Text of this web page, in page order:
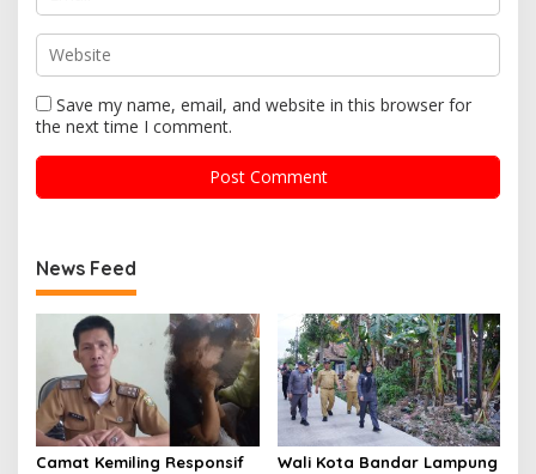
Save my name, email, and website in this browser for
the next time I comment.
News Feed
Camat Kemiling Responsif
Wali Kota Bandar Lampung